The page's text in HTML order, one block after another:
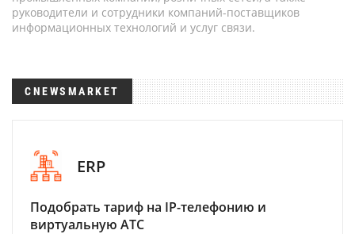
руководители и сотрудники компаний-поставщиков
информационных технологий и услуг связи.
CNEWSMARKET
ERP
Подобрать тариф на IP-телефонию и
виртуальную АТС